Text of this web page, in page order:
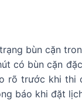
bùn cặn
có bùn cặn
trước khi thi
báo khi đặt